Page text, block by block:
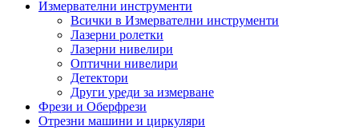
Измервателни инструменти
Всички в Измервателни инструменти
Лазерни ролетки
Лазерни нивелири
Оптични нивелири
Детектори
Други уреди за измерване
Фрези и Оберфрези
Отрезни машини и циркуляри